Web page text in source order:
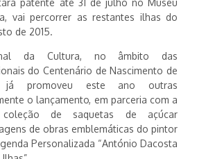
patente até 31 de julho no Museu
vai percorrer as restantes ilhas do
de 2015.
da Cultura, no âmbito das
do Centenário de Nascimento de
já promoveu este ano outras
o lançamento, em parceria com a
de saquetas de açúcar
de obras emblemáticas do pintor
Personalizada “António Dacosta